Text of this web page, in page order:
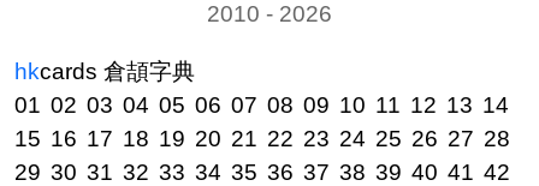
2010 - 2026
hkcards 倉頡字典
01 02 03 04 05 06 07 08 09 10 11 12 13 14
15 16 17 18 19 20 21 22 23 24 25 26 27 28
29 30 31 32 33 34 35 36 37 38 39 40 41 42